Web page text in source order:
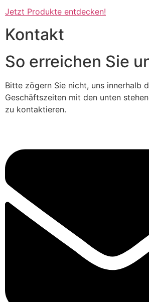
Jetzt Produkte entdecken!
Kontakt
So erreichen Sie
Bitte zögern Sie nicht, uns innerhalb
Geschäftszeiten mit den unten
zu kontaktieren.